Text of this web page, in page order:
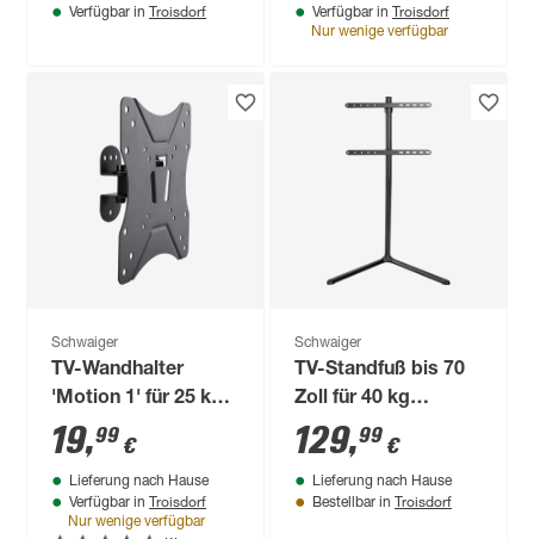
Verfügbar in Troisdorf
Verfügbar in Troisdorf
Nur wenige verfügbar
Schwaiger
TV-Wandhalter
'Motion 1' für 25 kg
Gewicht neigbar
schwenkbar
19,99 €
Lieferung nach Hause
Verfügbar in Troisdorf
Nur wenige verfügbar
Schwaiger
TV-Standfuß bis 70
Zoll für 40 kg
schwarz
129,99 €
Lieferung nach Hause
Bestellbar in Troisdorf